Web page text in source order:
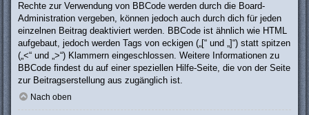
Rechte zur Verwendung von BBCode werden durch die Board-
Administration vergeben, können jedoch auch durch dich für jeden
einzelnen Beitrag deaktiviert werden. BBCode ist ähnlich wie HTML
aufgebaut, jedoch werden Tags von eckigen („[“ und „]“) statt spitzen
(„<“ und „>“) Klammern eingeschlossen. Weitere Informationen zu
BBCode findest du auf einer speziellen Hilfe-Seite, die von der Seite
zur Beitragserstellung aus zugänglich ist.
Nach oben